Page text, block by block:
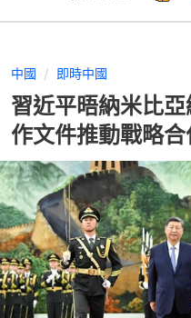
中國 即時中國
習近平晤納米比
作文件推動戰略